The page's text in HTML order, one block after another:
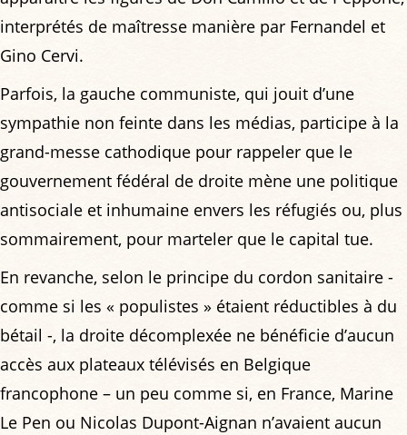
interprétés de maîtresse manière par Fernandel et
Gino Cervi.
Parfois, la gauche communiste, qui jouit d’une
sympathie non feinte dans les médias, participe à la
grand-messe cathodique pour rappeler que le
gouvernement fédéral de droite mène une politique
antisociale et inhumaine envers les réfugiés ou, plus
sommairement, pour marteler que le capital tue.
En revanche, selon le principe du cordon sanitaire -
comme si les « populistes » étaient réductibles à du
bétail -, la droite décomplexée ne bénéficie d’aucun
accès aux plateaux télévisés en Belgique
francophone – un peu comme si, en France, Marine
Le Pen ou Nicolas Dupont-Aignan n’avaient aucun